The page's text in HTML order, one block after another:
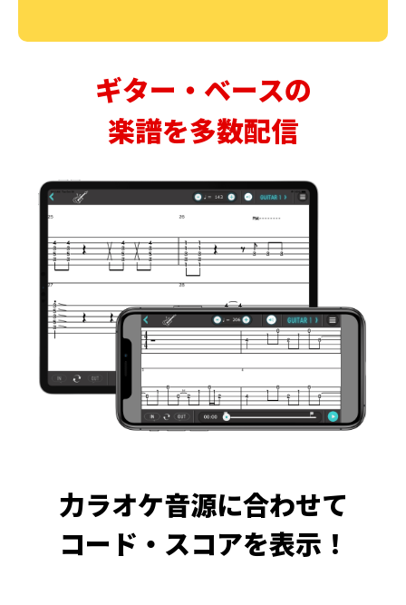
ギター・ベースの
楽譜を多数配信
力ラオケ音源に合わせて
コード・スコアを表示！